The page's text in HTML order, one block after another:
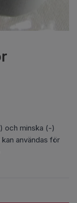
och minska (-)
användas för